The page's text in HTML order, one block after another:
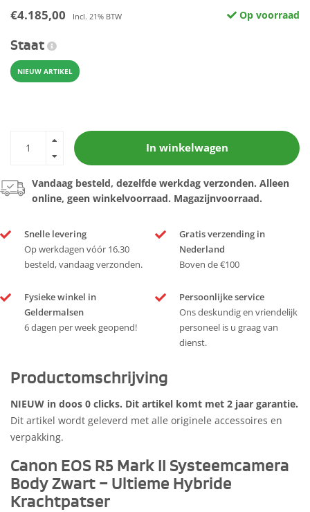
€4.185,00 Incl. 21% BTW Op voorraad
Staat
NIEUW ARTIKEL
In winkelwagen
Vandaag besteld, dezelfde werkdag verzonden. Alleen
online, geen winkelvoorraad. Magazijnvoorraad.
Snelle levering
Op werkdagen vóór 16.30
besteld, vandaag verzonden.
Gratis verzending in
Nederland
Boven de €100
Fysieke winkel in
Geldermalsen
6 dagen per week geopend!
Persoonlijke service
Ons deskundig en vriendelijk
personeel is u graag van
dienst.
Productomschrijving
NIEUW in doos 0 clicks. Dit artikel komt met 2 jaar garantie.
Dit artikel wordt geleverd met alle originele accessoires en
verpakking.
Canon EOS R5 Mark II Systeemcamera
Body Zwart – Ultieme Hybride
Krachtpatser